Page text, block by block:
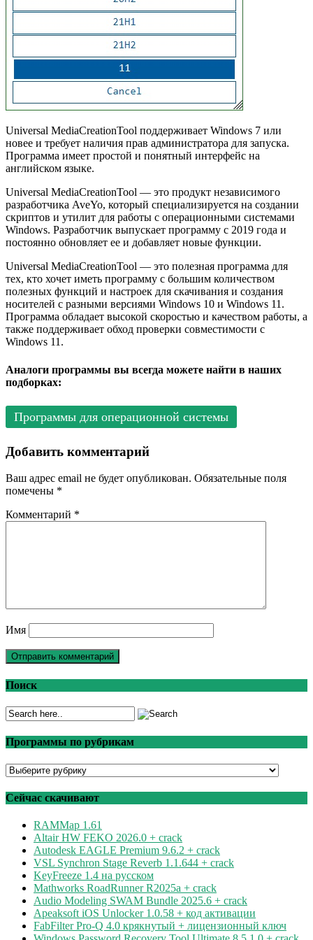
Universal MediaCreationTool поддерживает Windows 7 или
новее и требует наличия прав администратора для запуска.
Программа имеет простой и понятный интерфейс на
английском языке.
Universal MediaCreationTool — это продукт независимого
разработчика AveYo, который специализируется на создании
скриптов и утилит для работы с операционными системами
Windows. Разработчик выпускает программу с 2019 года и
постоянно обновляет ее и добавляет новые функции.
Universal MediaCreationTool — это полезная программа для
тех, кто хочет иметь программу с большим количеством
полезных функций и настроек для скачивания и создания
носителей с разными версиями Windows 10 и Windows 11.
Программа обладает высокой скоростью и качеством работы, а
также поддерживает обход проверки совместимости с
Windows 11.
Аналоги программы вы всегда можете найти в наших
подборках:
Программы для операционной системы
Добавить комментарий
Ваш адрес email не будет опубликован. Обязательные поля
помечены *
Комментарий *
Имя
Поиск
Программы по рубрикам
Программы
рубрикам
Сейчас скачивают
RAMMap 1.61
Altair HW FEKO 2026.0 + crack
Autodesk EAGLE Premium 9.6.2 + crack
VSL Synchron Stage Reverb 1.1.644 + crack
KeyFreeze 1.4 на русском
Mathworks RoadRunner R2025a + crack
Audio Modeling SWAM Bundle 2025.6 + crack
Apeaksoft iOS Unlocker 1.0.58 + код активации
FabFilter Pro-Q 4.0 крякнутый + лицензионный ключ